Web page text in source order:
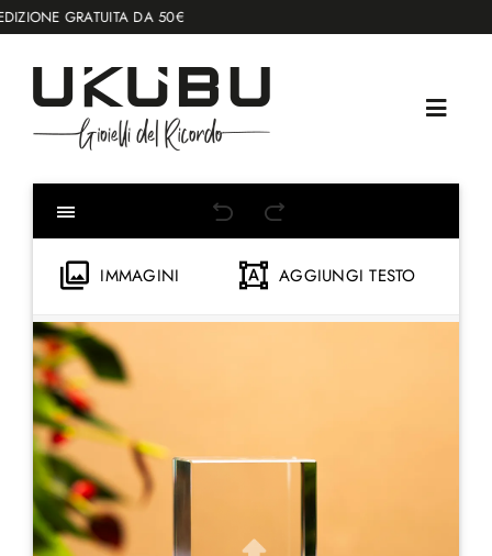
Salta
al
contenuto
GRATUITA DA 50€
IMMAGINI AGGIUNGI TESTO